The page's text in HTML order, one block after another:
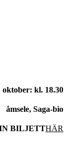
oktober: kl. 18.30
åmsele, Saga-bio
BILJETTHÄR